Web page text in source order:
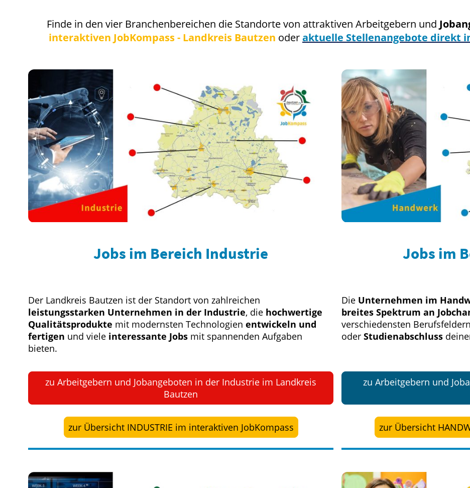
Finde in den vier Branchenbereichen die Standorte von attraktiven Arbeitgebern und
interaktiven JobKompass - Landkreis Bautzen oderaktuelle Stellenangebote direkt
Jobs im Bereich Industrie
Der Landkreis Bautzen ist der Standort von zahlreichen
leistungsstarken Unternehmen in der Industrie, die hochwertige
Qualitätsprodukte mit modernsten Technologien entwickeln und
fertigen und viele interessante Jobs mit spannenden Aufgaben
bieten.
zu Arbeitgebern und Jobangeboten in der Industrie im Landkreis
Bautzen
zur Übersicht INDUSTRIE im interaktiven JobKompass
Jobs im
Die Unternehmen im
breites Spektrum an
verschiedensten
oder Studienabschluss
zu Arbeitgebern und
zur Übersicht